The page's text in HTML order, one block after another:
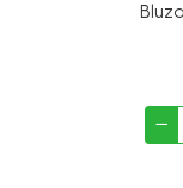
Haine thermo și
Căști de protecție
Siguranță,